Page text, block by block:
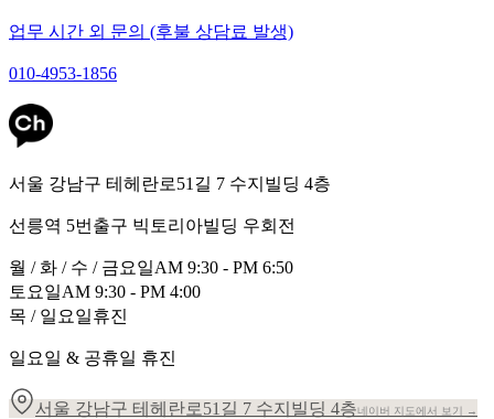
업무 시간 외 문의 (후불 상담료 발생)
010-4953-1856
서울 강남구 테헤란로51길 7 수지빌딩 4층
선릉역 5번출구 빅토리아빌딩 우회전
월 / 화 / 수 / 금요일AM 9:30 - PM 6:50
토요일AM 9:30 - PM 4:00
목 / 일요일휴진
일요일 & 공휴일 휴진
서울 강남구 테헤란로51길 7 수지빌딩 4층네이버 지도에서 보기 →